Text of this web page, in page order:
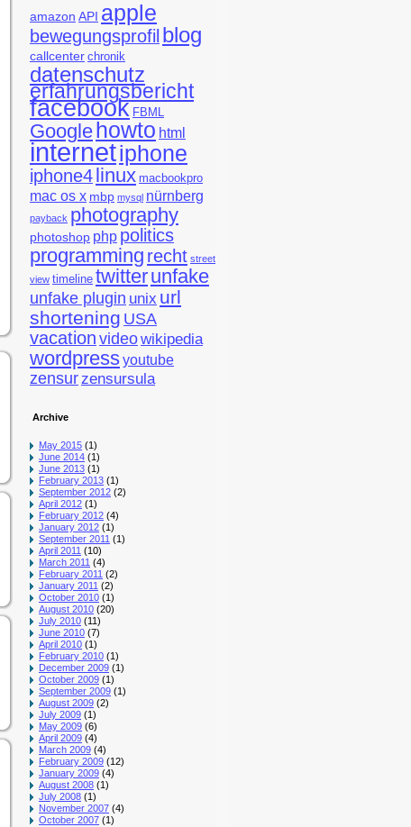
amazon API apple
bewegungsprofil blog
callcenter chronik
datenschutz
erfahrungsbericht
facebook FBML
Google howto html
internetiphone
iphone4linux macbookpro
mac os x mbp mysql nürnberg
payback photography
photoshop php politics
programming recht street
view timeline twitterunfake
unfake plugin unix url
shortening USA
vacation videowikipedia
wordpressyoutube
zensurzensursula
Archive
May 2015 (1)
June 2014 (1)
June 2013 (1)
February 2013 (1)
September 2012 (2)
April 2012 (1)
February 2012 (4)
January 2012 (1)
September 2011 (1)
April 2011 (10)
March 2011 (4)
February 2011 (2)
January 2011 (2)
October 2010 (1)
August 2010 (20)
July 2010 (11)
June 2010 (7)
April 2010 (1)
February 2010 (1)
December 2009 (1)
October 2009 (1)
September 2009 (1)
August 2009 (2)
July 2009 (1)
May 2009 (6)
April 2009 (4)
March 2009 (4)
February 2009 (12)
January 2009 (4)
August 2008 (1)
July 2008 (1)
November 2007 (4)
October 2007 (1)